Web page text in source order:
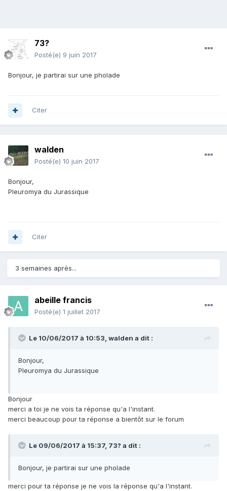
73?
Posté(e) 9 juin 2017
Bonjour, je partirai sur une pholade
Citer
walden
Posté(e) 10 juin 2017
Bonjour,
Pleuromya du Jurassique
Citer
3 semaines après...
abeille francis
Posté(e) 1 juillet 2017
Le 10/06/2017 à 10:53, walden a dit :
Bonjour,
Pleuromya du Jurassique
Bonjour
merci a toi je ne vois ta réponse qu'a l'instant.
merci beaucoup pour ta réponse a bientôt sur le forum
Le 09/06/2017 à 15:37, 73? a dit :
Bonjour, je partirai sur une pholade
merci pour ta réponse je ne vois la réponse qu'a l'instant.